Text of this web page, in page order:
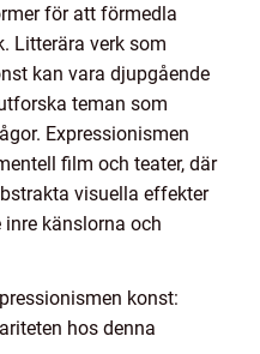
för att förmedla
Litterära verk som
kan vara djupgående
teman som
Expressionismen
film och teater, där
visuella effekter
känslorna och
konst:
hos denna